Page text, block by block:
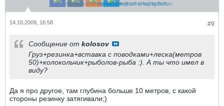
#9
14.10.2009, 16:58
Сообщение от kolosov
Груз+резинка+вставка с поводками+леска(метров
50)+колокольчик+рыболов-рыба :). А ты что имел в
виду?
Да я про другое, там глубина больше 10 метров, с какой
стороны резинку затягивали;)